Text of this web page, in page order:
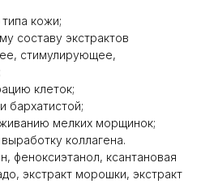
кожи;
составу экстрактов
стимулирующее,
клеток;
бархатистой;
мелких морщинок;
коллагена.
феноксиэтанол, ксантановая
экстракт морошки, экстракт